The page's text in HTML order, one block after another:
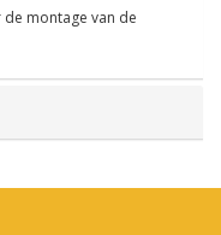
montage van de